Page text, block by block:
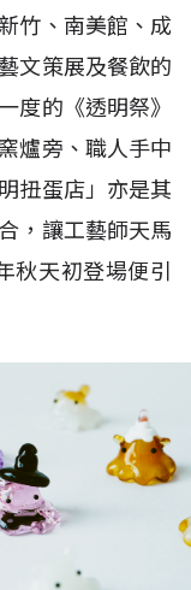
竹、南美館、成
文策展及餐飲的
度的《透明祭》
爐旁、職人手中
扭蛋店」亦是其
，讓工藝師天馬
秋天初登場便引